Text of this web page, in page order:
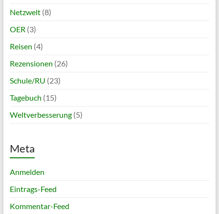
Netzwelt(8)
OER (3)
Reisen (4)
Rezensionen (26)
Schule/RU (23)
Tagebuch (15)
Weltverbesserung(5)
Meta
Anmelden
Eintrags-Feed
Kommentar-Feed